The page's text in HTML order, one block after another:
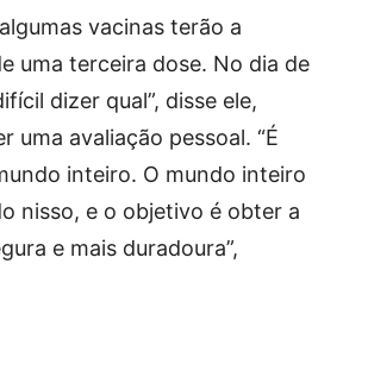
vacinas terão a
uma terceira dose. No dia de
dizer qual”, disse ele,
uma avaliação pessoal. “É
inteiro. O mundo inteiro
nisso, e o objetivo é obter a
e mais duradoura”,